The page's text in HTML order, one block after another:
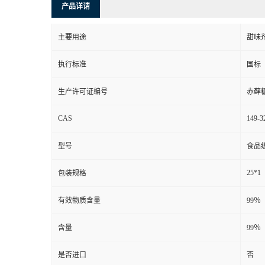
产品详请
主要用途 甜味
执行标准 国标
生产许可证编号 赤藓
CAS 149-
型号 食品
包装规格 25*1
有效物质含量 99％
含量 99％
是否进口 否